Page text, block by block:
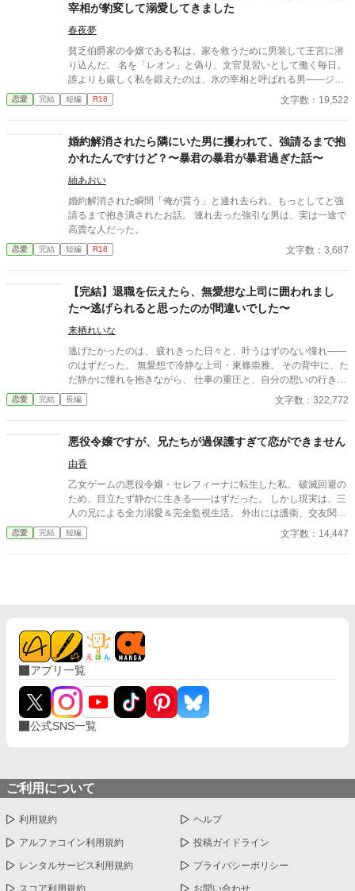
宰相が豹変して溺愛してきました
春夜夢
貧乏伯爵家の令嬢である私は、家を救うために男装して王宮に潜
り込んだ。 名を「レオン」と偽り、文官見習いとして働く毎日。
誰よりも厳しく私を鍛えたのは、氷の宰相と呼ばれる男――ジー
クフリード。 ある日、ひょんなことから女であることがバレてし
まった瞬間、 あの冷酷な宰相が……私を押し倒して言った。 「ず
た」 「……もう限界だ」 私は知らなかった。 宰相は、私の正体
を“最初から”見抜いていて―― ずっと、ずっと、私を手に入れる
機会を待っていたことを。
恋愛 完結 短編 R18 文字数：19,522
婚約解消されたら隣にいた男に攫われて、強請るまで抱
かれたんですけど？〜暴君の暴君が暴君過ぎた話〜
紬あおい
婚約解消された瞬間「俺が貰う」と連れ去られ、もっとしてと強
請るまで抱き潰されたお話。 連れ去った強引な男は、実は一途で
高貴な人だった。
恋愛 完結 短編 R18 文字数：3,687
【完結】退職を伝えたら、無愛想な上司に囲われまし
た〜逃げられると思ったのが間違いでした〜
来栖れいな
逃げたかったのは、 疲れきった日々と、叶うはずのない憧れ――
のはずだった。 無愛想で冷静な上司・東條崇雅。 その背中に、た
だ静かに憧れを抱きながら、 仕事の重圧と、自分の想いの行き場
に限界を感じて、私は退職を申し出た。 けれど―― そこから、彼
の態度は変わり始めた。 苦手な仕事から外され、 負担を減らさ
めない」 そんな言葉すらないのに、 無言の圧力と、不器用な優し
さが、私を縛りつけていく。 これは愛？ それともただの執着？
じれじれと、甘く、不器用に。 二人の距離は、静かに、でも確か
に近づいていく――。 無愛想な上司に、心ごと囲い込まれる、じ
れじれ溺愛・執着オフィスラブ。 ※この物語はフィクションで
す。 登場する人物・団体・名称・出来事などはすべて架空であ
恋愛 完結 長編 文字数：322,772
悪役令嬢ですが、兄たちが過保護すぎて恋ができません
由香
乙女ゲームの悪役令嬢・セレフィーナに転生した私。 破滅回避の
ため、目立たず静かに生きる――はずだった。 しかし現実は、三
人の兄による全力溺愛＆完全監視生活。 外出には護衛、交友関係
は管理制、笑顔すら規制対象！？ さらに兄の親友である最強騎
士・カインが護衛として加わり、 静かで誠実な優しさに、次第に
恋愛 完結 短編 文字数：14,447
アプリ一覧
公式SNS一覧
ご利用について
利用規約 ヘルプ
アルファコイン利用規約 投稿ガイドライン
レンタルサービス利用規約 プライバシーポリシー
スコア利用規約 お問い合わせ